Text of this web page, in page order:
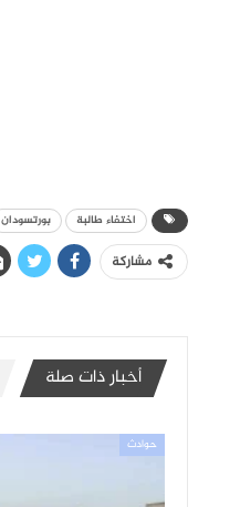
اختفاء طالبة بورتسودان
مشاركة
أخبار ذات صلة
حوادث